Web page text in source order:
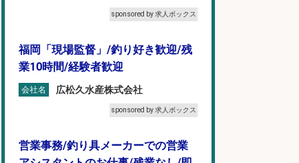
sponsored by 求人ボックス
福岡「現場監督」/釣り好き歓迎/残
業10時間/経験者歓迎
会社名 広松久水産株式会社
sponsored by 求人ボックス
営業事務/釣り具メーカーでの営業